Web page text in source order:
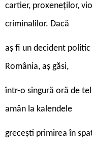
cartier, proxeneților,
criminalilor. Dacă
aș fi un decident
România, aș găsi,
într-o singură oră de
amân la kalendele
grecești primirea în